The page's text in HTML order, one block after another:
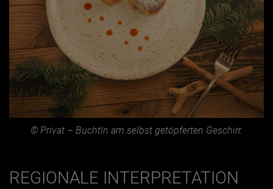
© Privat – Buchtln am selbst getöpferten Geschirr.
REGIONALE INTERPRETATION